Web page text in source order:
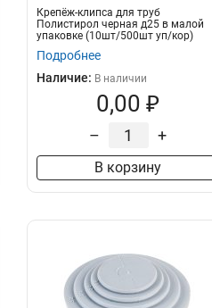
Крепёж-клипса для труб
Полистирол черная д25 в малой
упаковке (10шт/500шт уп/кор)
Промрукав
Подробнее
Наличие: В наличии
0,00 ₽
– +
В корзину